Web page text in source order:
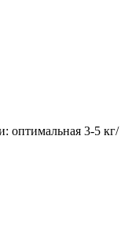
оптимальная 3-5 кг/